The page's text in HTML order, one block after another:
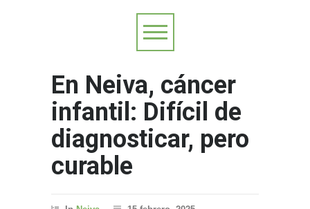
En Neiva, cáncer
infantil: Difícil de
diagnosticar, pero
curable